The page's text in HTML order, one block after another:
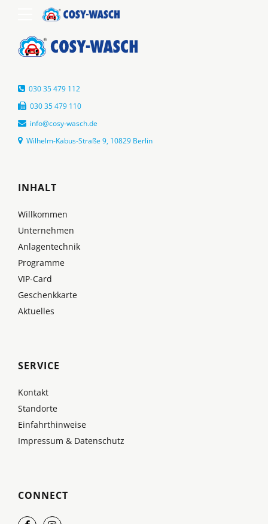
030 35 479 112
030 35 479 110
info@cosy-wasch.de
Wilhelm-Kabus-Straße 9, 10829 Berlin
INHALT
Willkommen
Unternehmen
Anlagentechnik
Programme
VIP-Card
Geschenkkarte
Aktuelles
SERVICE
Kontakt
Standorte
Einfahrthinweise
Impressum & Datenschutz
CONNECT